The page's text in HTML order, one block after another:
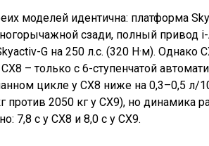
моделей идентична: платформа
сзади, полный привод i-
G на 250 л.с. (320 Н·м). Однако
– только с 6-ступенчатой
цикле у CX8 ниже на 0,3–0,5 л/
2050 кг у CX9), но динамика
7,8 с у CX8 и 8,0 с у CX9.